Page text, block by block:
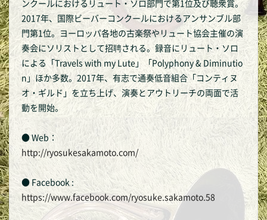
ンクールにおけるリュート・ソロ部門で第1位及び聴衆賞。
2017年、国際ビーバーコンクールにおけるアンサンブル部
門第1位。ヨーロッパ各地の古楽祭やリュート協会主催の演
奏会にソリストとして招聘される。録音にリュート・ソロ
による「Travels with my Lute」「Polyphony & Diminutio
n」ほか多数。2017年、有志で通奏低音組合「コンティヌ
オ・ギルド」を立ち上げ、演奏とアウトリーチの両面で活
動を開始。
● Web：
http://ryosukesakamoto.com/
● Facebook :
https://www.facebook.com/ryosuke.sakamoto.58